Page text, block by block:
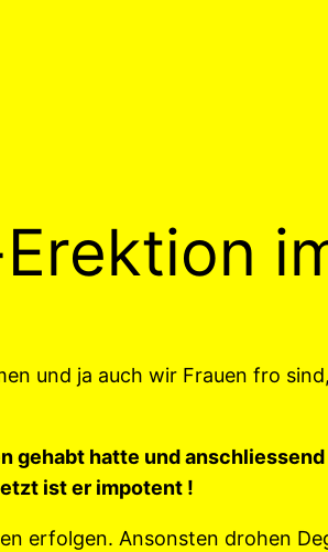
und ja auch wir Frauen fro
gehabt hatte und
ist er impotent !
erfolgen. Ansonsten drohen